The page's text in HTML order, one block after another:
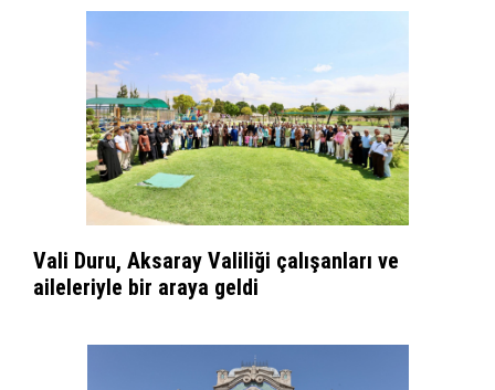
Vali Duru, Aksaray Valiliği çalışanları ve
aileleriyle bir araya geldi